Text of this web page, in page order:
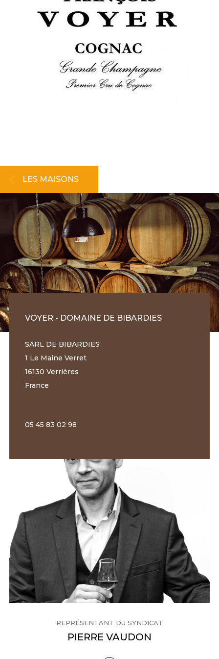
LES MAISONS
VOYER - DOMAINE DE BIBARDIES
SARL DE BIBARDIES
1 Le Maine Verret
16130 Verrières
France
05 45 83 02 98
REPRÉSENTANT DU SYNDICAT
PIERRE VAUDON